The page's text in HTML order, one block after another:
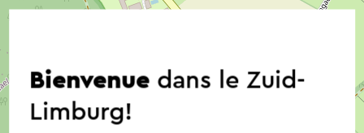
Bienvenuedans le Zuid-
Limburg!